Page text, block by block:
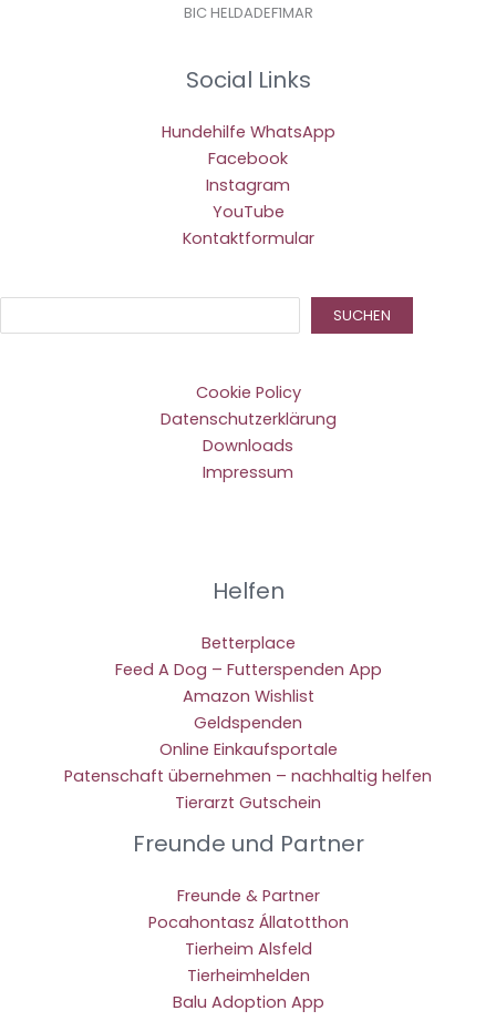
BIC HELDADEF1MAR
Social Links
Hundehilfe WhatsApp
Facebook
Instagram
YouTube
Kontaktformular
SUCHEN
Cookie Policy
Datenschutzerklärung
Downloads
Impressum
Helfen
Betterplace
Feed A Dog – Futterspenden App
Amazon Wishlist
Geldspenden
Online Einkaufsportale
Patenschaft übernehmen – nachhaltig helfen
Tierarzt Gutschein
Freunde und Partner
Freunde & Partner
Pocahontasz Állatotthon
Tierheim Alsfeld
Tierheimhelden
Balu Adoption App